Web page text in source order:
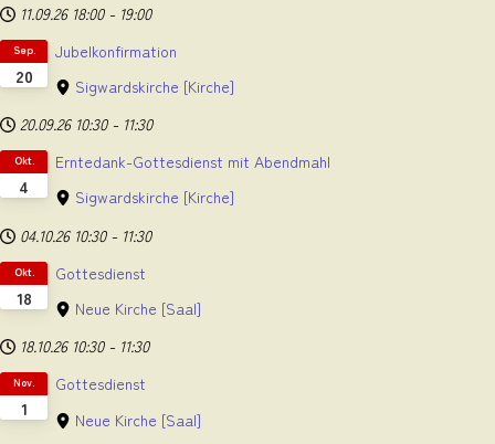
11.09.26 18:00 - 19:00
20
Sep.
Jubelkonfirmation
Sigwardskirche [Kirche]
20.09.26 10:30 - 11:30
4
Okt.
Erntedank-Gottesdienst mit Abendmahl
Sigwardskirche [Kirche]
04.10.26 10:30 - 11:30
18
Okt.
Gottesdienst
Neue Kirche [Saal]
18.10.26 10:30 - 11:30
1
Nov.
Gottesdienst
Neue Kirche [Saal]